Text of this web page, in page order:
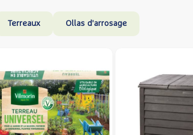
Terreaux Ollas d'arrosage